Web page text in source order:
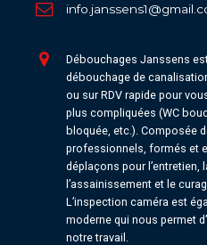
Débouchages Janssens
débouchage de
ou sur RDV rapide pour
plus compliquées (WC
bloquée, etc.). Composée
professionnels, formés et
déplaçons pour l’entretien,
l’assainissement et le
L’inspection caméra est
moderne qui nous permet
notre travail.